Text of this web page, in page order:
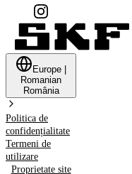
Europe
Romanian
România
Politica de
confidențialitate
Termeni de
utilizare
Proprietate site